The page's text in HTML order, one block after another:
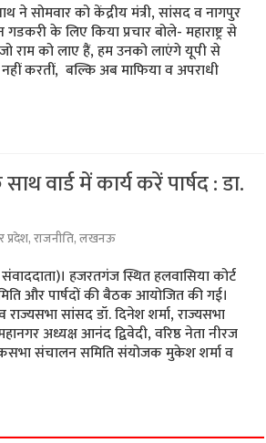
ने सोमवार को केंद्रीय मंत्री, सांसद व नागपुर
गडकरी के लिए किया प्रचार बोले- महाराष्ट्र से
राम को लाए हैं, हम उनको लाएंगे यूपी से
नहीं करतीं, बल्कि अब माफिया व अपराधी
वार्ड में कार्य करें पार्षद : डा.
प्रदेश,राजनीति,लखनऊ
हजरतगंज स्थित हलवासिया कोर्ट
और पार्षदों की बैठक आयोजित की गई।
राज्यसभा सांसद डॉ. दिनेश शर्मा, राज्यसभा
अध्यक्ष आनंद द्विवेदी, वरिष्ठ नेता नीरज
संचालन समिति संयोजक मुकेश शर्मा व